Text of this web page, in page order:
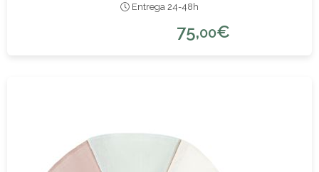
Entrega 24-48h
75,00€